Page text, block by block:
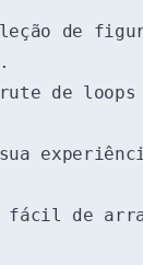
de
de loops
fácil de